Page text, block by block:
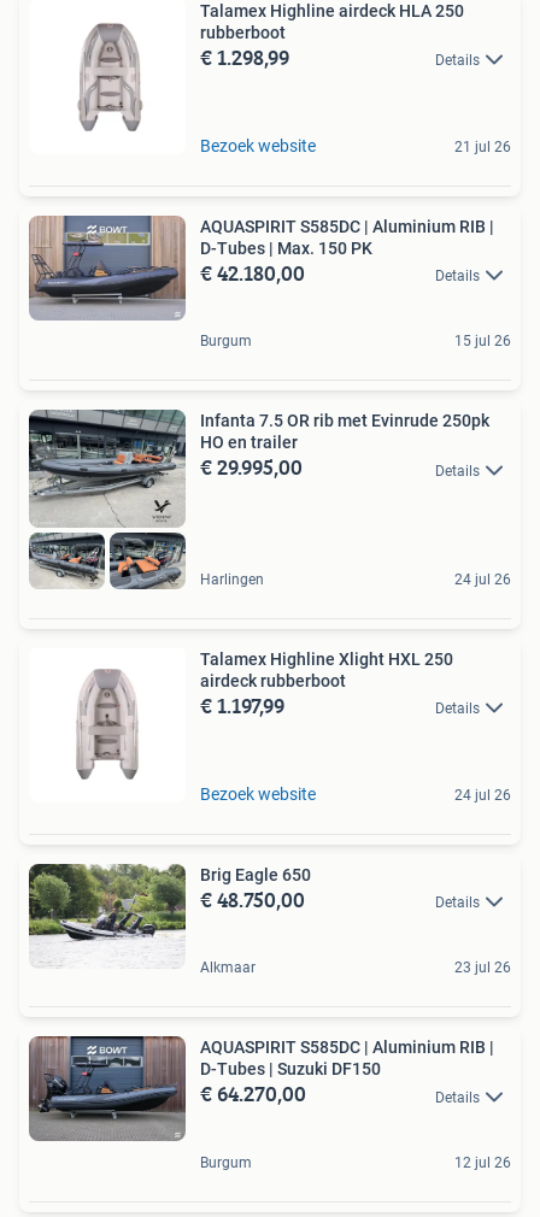
Talamex Highline airdeck HLA 250
rubberboot
€ 1.298,99 Details
Bezoek website 21 jul 26
AQUASPIRIT S585DC | Aluminium RIB |
D-Tubes | Max. 150 PK
€ 42.180,00 Details
Burgum 15 jul 26
Infanta 7.5 OR rib met Evinrude 250pk
HO en trailer
€ 29.995,00 Details
Harlingen 24 jul 26
Talamex Highline Xlight HXL 250
airdeck rubberboot
€ 1.197,99 Details
Bezoek website 24 jul 26
Brig Eagle 650
€ 48.750,00 Details
Alkmaar 23 jul 26
AQUASPIRIT S585DC | Aluminium RIB |
D-Tubes | Suzuki DF150
€ 64.270,00 Details
Burgum 12 jul 26